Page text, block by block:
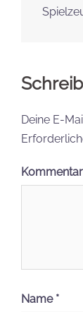
Deine E-
Kommentar
Name *